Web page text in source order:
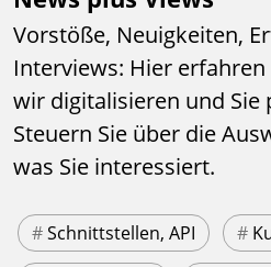
Vorstöße, Neuigkeiten,
Interviews: Hier
wir digitalisieren und
Steuern Sie über die
was Sie interessiert.
#Schnittstellen, API #